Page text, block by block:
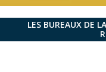
LES BUREAUX DE